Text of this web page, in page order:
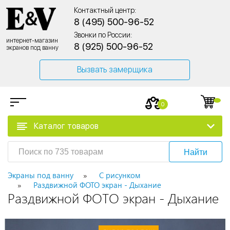
интернет-магазин
экранов под ванну
Контактный центр:
8 (495) 500-96-52
Звонки по России:
8 (925) 500-96-52
Вызвать замерщика
0
Каталог товаров
Найти
Экраны под ванну
С рисунком
Раздвижной ФОТО экран - Дыхание
Раздвижной ФОТО экран - Дыхание